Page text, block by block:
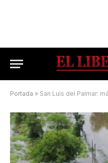
Portada » San Luis del Palmar: más de